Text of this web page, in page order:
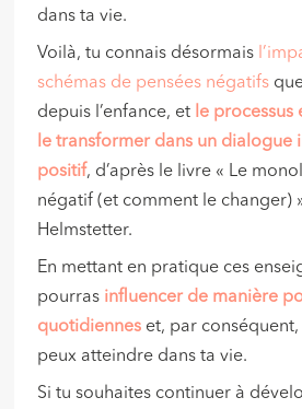
dans ta vie.
Voilà, tu connais désormais
schémas de pensées négatifs
depuis l’enfance, et le processus
le transformer dans un dialogue
positif, d’après le livre « Le
négatif (et comment le changer)
Helmstetter.
En mettant en pratique ces
pourras influencer de manière
quotidiennes et, par
peux atteindre dans ta vie.
Si tu souhaites continuer à